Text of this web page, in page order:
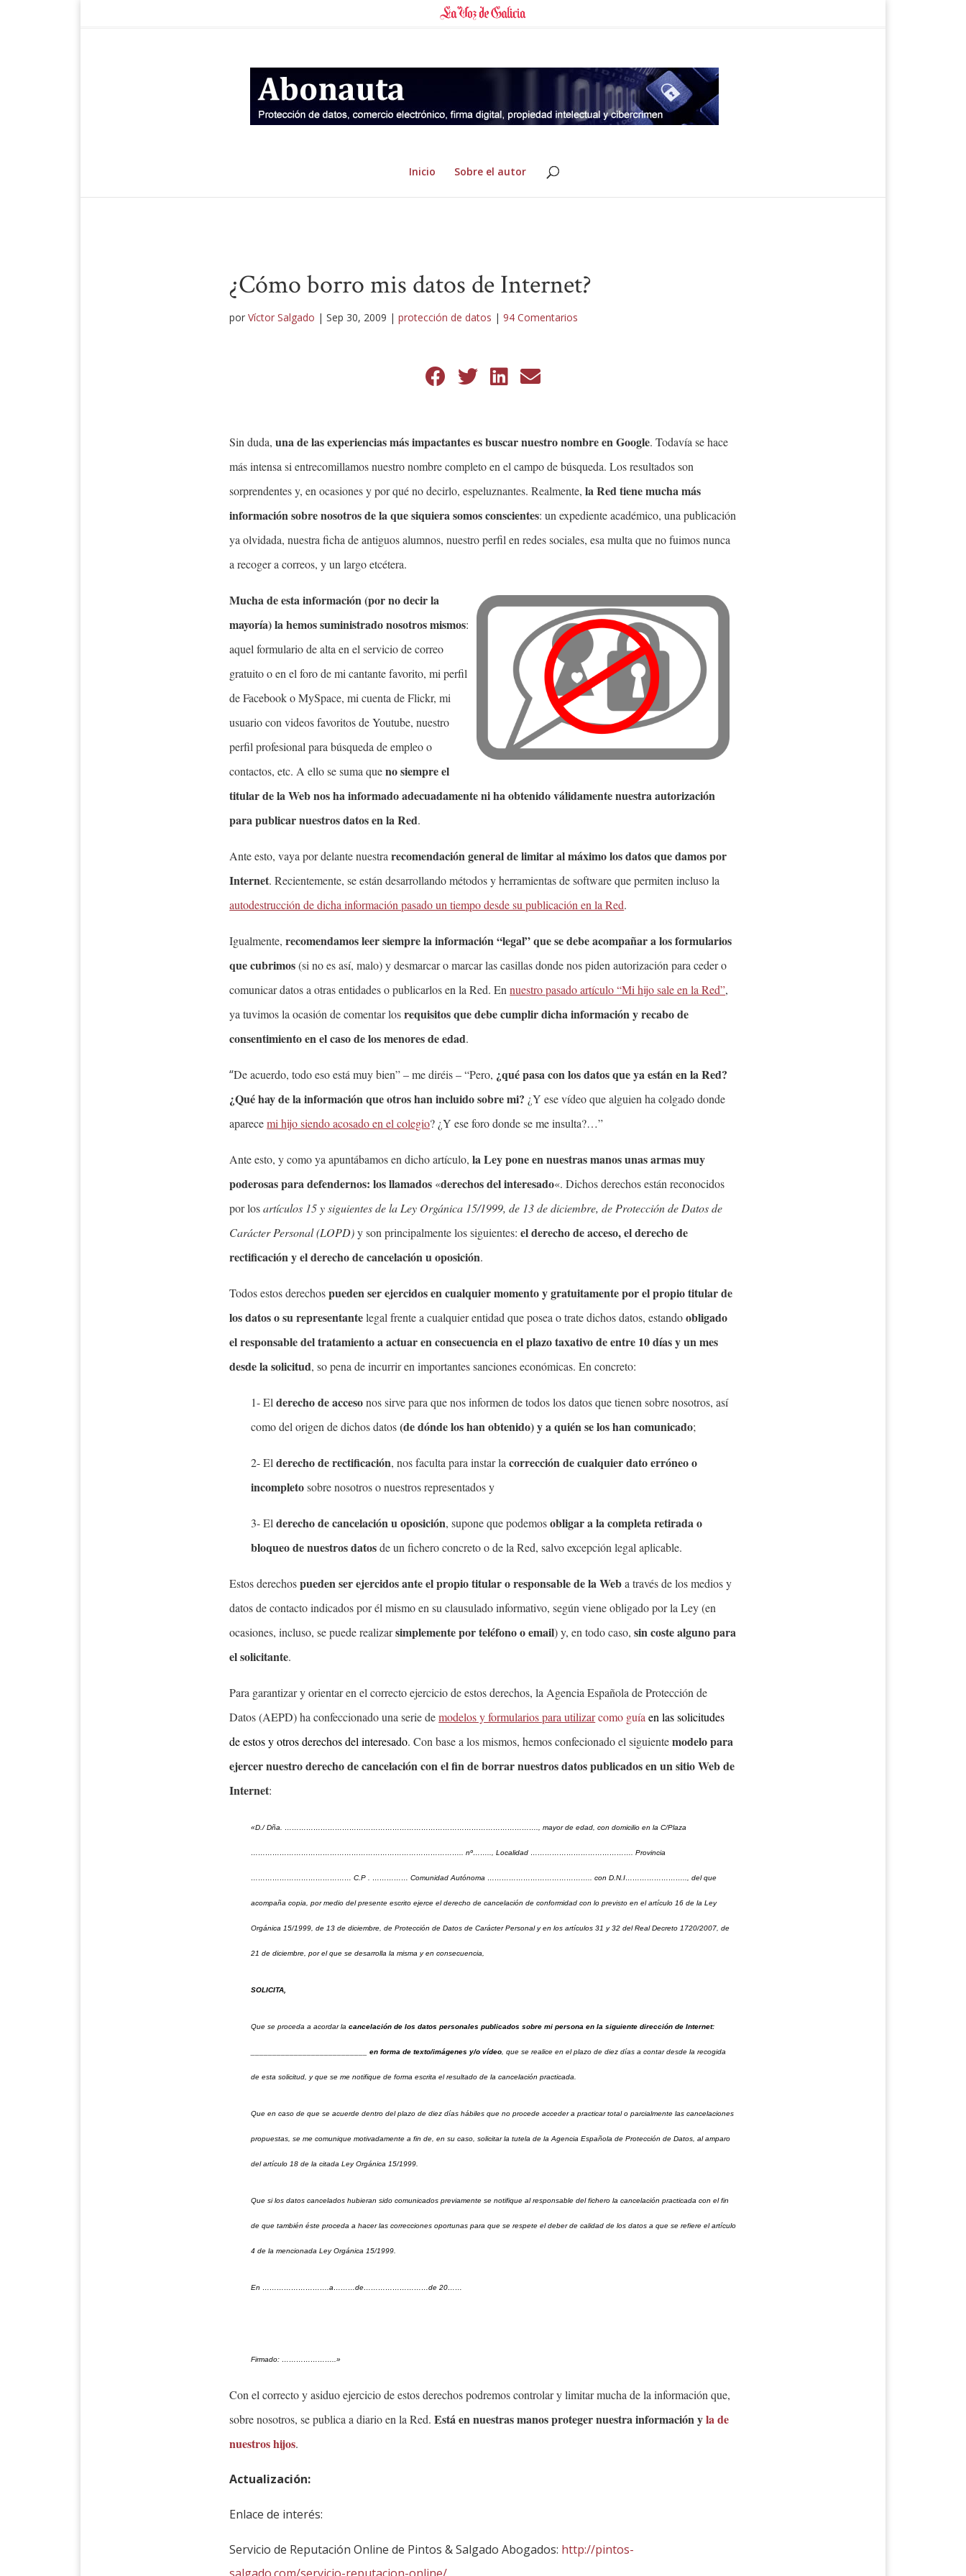
Inicio Sobre el autor
¿Cómo borro mis datos de Internet?
porVíctor Salgado |Sep 30, 2009 |protección de datos |94 Comentarios
Sin duda,una de las experiencias más impactantes es buscar nuestro nombre en Google. Todavía se hace
más intensa si entrecomillamos nuestro nombre completo en el campo de búsqueda. Los resultados son
sorprendentes y, en ocasiones y por qué no decirlo, espeluznantes. Realmente,la Red tiene mucha más
información sobre nosotros de la que siquiera somos conscientes: un expediente académico, una publicación
ya olvidada, nuestra ficha de antiguos alumnos, nuestro perfil en redes sociales, esa multa que no fuimos nunca
a recoger a correos, y un largo etcétera.
Mucha de esta información (por no decir la
mayoría) la hemos suministrado nosotrosmismos:
aquel formulario de alta en el servicio de correo
gratuito o en el foro de mi cantante favorito, mi perfil
de Facebook o MySpace, mi cuenta de Flickr, mi
usuario con videos favoritos de Youtube, nuestro
perfil profesional para búsqueda de empleo o
contactos, etc. A ello se suma queno siempre el
titular de la Web nos ha informado adecuadamente ni ha obtenido válidamente nuestra autorización
para publicar nuestros datos en la Red.
Ante esto, vaya por delante nuestrarecomendación general de limitar al máximo los datos que damos por
Internet. Recientemente, se están desarrollando métodos y herramientas de software que permiten incluso la
autodestrucción de dicha información pasado un tiempo desde su publicación en la Red.
Igualmente,recomendamos leer siempre la información “legal” que se debe acompañar a los formularios
que cubrimos(si no es así, malo) y desmarcar o marcar las casillas donde nos piden autorización para ceder o
comunicar datos a otras entidades o publicarlos en la Red. Ennuestro pasado artículo “Mi hijo sale en la Red”,
ya tuvimos la ocasión de comentar losrequisitos que debe cumplir dicha información y recabo de
consentimiento en el caso de los menores de edad.
“De acuerdo, todo eso está muy bien” – me diréis – “Pero, ¿qué pasa con los datos que ya están en la Red?
¿Qué hay de la información que otros han incluido sobre mi? ¿Y ese vídeo que alguien ha colgado donde
aparecemi hijo siendo acosado en el colegio? ¿Y ese foro donde se me insulta?…”
Ante esto, y como ya apuntábamos en dicho artículo,la Ley pone en nuestras manos unas armas muy
poderosas para defendernos: los llamados «derechos del interesado«. Dichos derechos están reconocidos
por losartículos 15 y siguientes de la Ley Orgánica 15/1999, de 13 de diciembre, de Protección de Datos de
Carácter Personal (LOPD)y son principalmente los siguientes:el derecho de acceso, el derecho de
rectificación y el derecho de cancelación u oposición.
Todos estos derechospueden ser ejercidos en cualquier momento y gratuitamente por el propio titular de
los datos o su representantelegal frente a cualquier entidad que posea o trate dichos datos, estandoobligado
el responsable del tratamiento a actuar en consecuencia en el plazo taxativo de entre 10 días y un mes
desde la solicitud, so pena de incurrir en importantes sanciones económicas. En concreto:
1- Elderecho de accesonos sirve para que nos informen de todos los datos que tienen sobre nosotros, así
como del origen de dichos datos(de dónde los han obtenido) y a quién se los han comunicado;
2- Elderecho de rectificación, nos faculta para instar lacorrección de cualquier dato erróneo o
incompletosobre nosotros o nuestros representados y
3- Elderecho de cancelación u oposición, supone que podemosobligar a la completa retirada o
bloqueo de nuestros datosde un fichero concreto o de la Red, salvo excepción legal aplicable.
Estos derechospueden ser ejercidos ante el propio titular o responsable de la Weba través de los medios y
datos de contacto indicados por él mismo en su clausulado informativo, según viene obligado por la Ley (en
ocasiones, incluso, se puede realizarsimplemente por teléfono o email) y, en todo caso,sin coste alguno para
el solicitante.
Para garantizar y orientar en el correcto ejercicio de estos derechos, la Agencia Española de Protección de
Datos (AEPD) ha confeccionado una serie demodelos y formularios para utilizarcomo guíaen las solicitudes
de estos y otros derechos del interesado. Con base a los mismos, hemos confecionado el siguientemodelo para
ejercer nuestroderecho de cancelación con el fin de borrar nuestros datos publicados en un sitio Web de
Internet:
«D./ Dña. ……………………………………………………………………………………………., mayor de edad, con domicilio en la C/Plaza
…………………………………………………………………………….. nº…….., Localidad ……………………………………. Provincia
…………………………………… C.P . …………… Comunidad Autónoma …………………………………….. con D.N.I…………………….., del que
acompaña copia, por medio del presente escrito ejerce el derecho de cancelación de conformidad con lo previsto en el artículo 16 de la Ley
Orgánica 15/1999, de 13 de diciembre, de Protección de Datos de Carácter Personal y en los artículos 31 y 32 del Real Decreto 1720/2007, de
21 de diciembre, por el que se desarrolla la misma y en consecuencia,
SOLICITA,
Que se proceda a acordar lacancelación de los datos personales publicados sobre mi persona en la siguiente dirección de Internet:
___________________________ en forma de texto/imágenes y/o vídeo, que se realice en el plazo de diez días a contar desde la recogida
de esta solicitud, y que se me notifique de forma escrita el resultado de la cancelación practicada.
Que en caso de que se acuerde dentro del plazo de diez días hábiles que no procede acceder a practicar total o parcialmente las cancelaciones
propuestas, se me comunique motivadamente a fin de, en su caso, solicitar la tutela de la Agencia Española de Protección de Datos, al amparo
del artículo 18 de la citada Ley Orgánica 15/1999.
Que si los datos cancelados hubieran sido comunicados previamente se notifique al responsable del fichero la cancelación practicada con el fin
de que también éste proceda a hacer las correcciones oportunas para que se respete el deber de calidad de los datos a que se refiere el artículo
4 de la mencionada Ley Orgánica 15/1999.
En ……………………….a………de………………………de 20……
Firmado: …………………..»
Con el correcto y asiduo ejercicio de estos derechos podremos controlar y limitar mucha de la información que,
sobre nosotros, se publica a diario en la Red.Está en nuestras manos proteger nuestra información yla de
nuestros hijos.
Actualización:
Enlace de interés:
Servicio de Reputación Online de Pintos & Salgado Abogados: http://pintos-